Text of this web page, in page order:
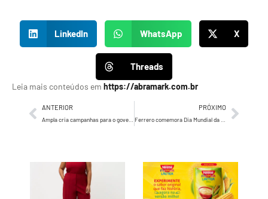
LinkedIn WhatsApp X
Threads
Leia mais conteúdos em https://abramark.com.br
ANTERIOR PRÓXIMO